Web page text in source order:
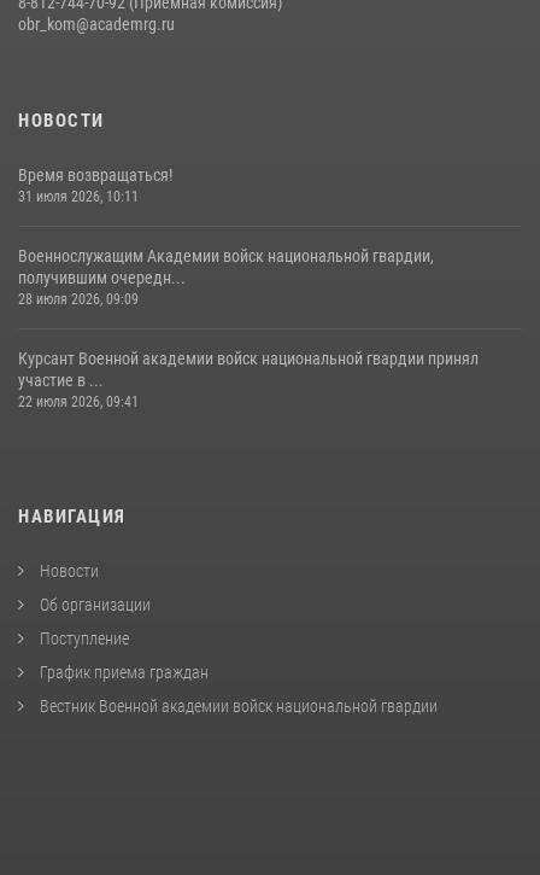
obr_kom@academrg.ru
НОВОСТИ
Время возвращаться!
31 июля 2026, 10:11
Военнослужащим Академии войск национальной гвардии,
получившим очередн...
28 июля 2026, 09:09
Курсант Военной академии войск национальной гвардии принял
участие в ...
22 июля 2026, 09:41
НАВИГАЦИЯ
Новости
Об организации
Поступление
График приема граждан
Вестник Военной академии войск национальной гвардии